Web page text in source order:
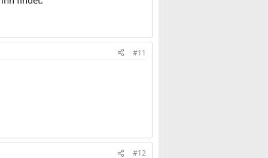
#11
#12